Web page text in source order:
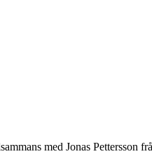
med Jonas Pettersson